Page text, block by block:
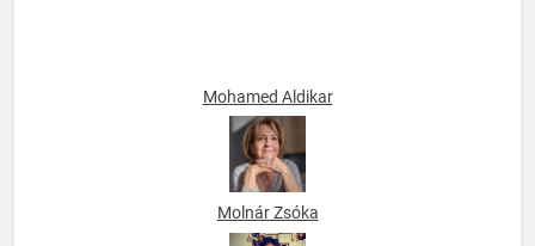
Mohamed Aldikar
Molnár Zsóka